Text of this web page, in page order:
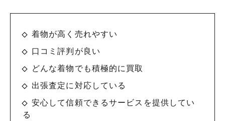
着物が高く売れやすい
口コミ評判が良い
どんな着物でも積極的に買取
出張査定に対応している
安心して信頼できるサービスを提供してい
る